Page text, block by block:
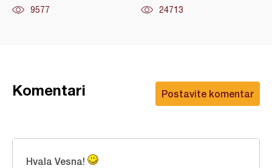
9577 24713
Postavite komentar
Komentari
Hvala Vesna!